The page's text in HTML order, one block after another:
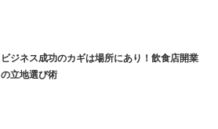
ビジネス成功のカギは場所にあり！飲食店開業
の立地選び術